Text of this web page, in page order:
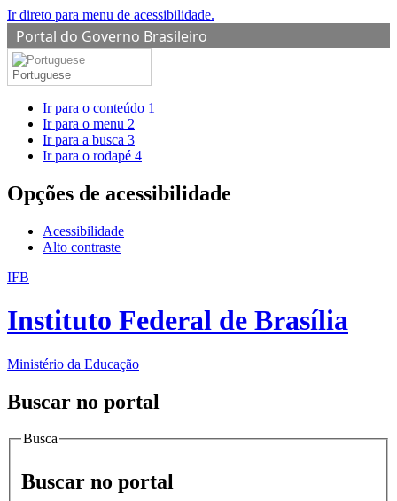
Ir direto para menu de acessibilidade.
Portal do Governo Brasileiro
Portuguese
Ir para o conteúdo 1
Ir para o menu 2
Ir para a busca 3
Ir para o rodapé 4
Opções de acessibilidade
Acessibilidade
Alto contraste
IFB
Instituto Federal de Brasília
Ministério da Educação
Buscar no portal
Busca
Buscar no portal